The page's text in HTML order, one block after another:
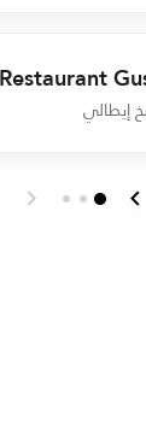
Kincho
Restaurant
إيطالي